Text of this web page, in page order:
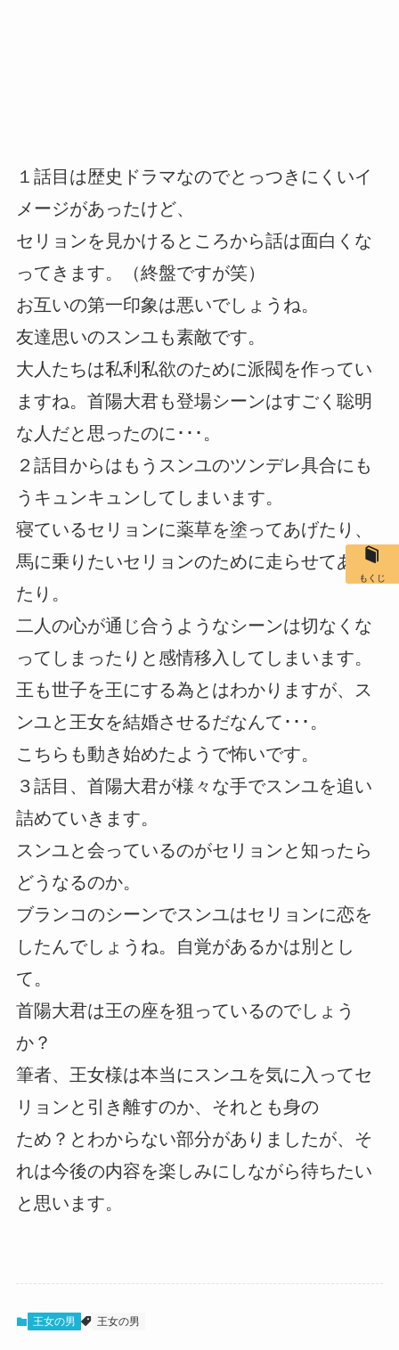
１話目は歴史ドラマなのでとっつきにくいイ
メージがあったけど、
セリョンを見かけるところから話は面白くな
ってきます。（終盤ですが笑）
お互いの第一印象は悪いでしょうね。
友達思いのスンユも素敵です。
大人たちは私利私欲のために派閥を作ってい
ますね。首陽大君も登場シーンはすごく聡明
な人だと思ったのに･･･。
２話目からはもうスンユのツンデレ具合にも
うキュンキュンしてしまいます。
寝ているセリョンに薬草を塗ってあげたり、
馬に乗りたいセリョンのために走らせてあげ
たり。
二人の心が通じ合うようなシーンは切なくな
ってしまったりと感情移入してしまいます。
王も世子を王にする為とはわかりますが、ス
ンユと王女を結婚させるだなんて･･･。
こちらも動き始めたようで怖いです。
３話目、首陽大君が様々な手でスンユを追い
詰めていきます。
スンユと会っているのがセリョンと知ったら
どうなるのか。
ブランコのシーンでスンユはセリョンに恋を
したんでしょうね。自覚があるかは別とし
て。
首陽大君は王の座を狙っているのでしょう
か？
筆者、王女様は本当にスンユを気に入ってセ
リョンと引き離すのか、それとも身の
ため？とわからない部分がありましたが、そ
れは今後の内容を楽しみにしながら待ちたい
と思います。
王女の男 王女の男
もくじ